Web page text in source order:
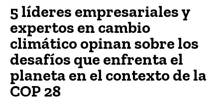
5 líderes empresariales y
expertos en cambio
climático opinan sobre los
desafíos que enfrenta el
planeta en el contexto de la
COP 28